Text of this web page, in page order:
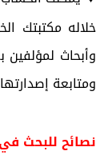
خلاله مكتبتك
وأبحاث لمؤلفين
ومتابعة
نصائح للبحث